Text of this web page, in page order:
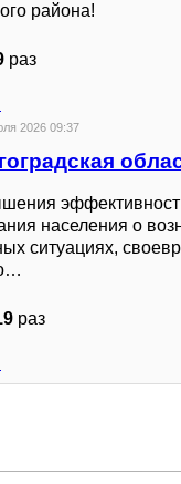
района!
раз
2026 09:37
населения о
ситуациях,
раз